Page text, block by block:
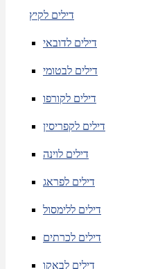
דילים לקיץ
דילים לדובאי
דילים לבטומי
דילים לקורפו
דילים לקפריסין
דילים לוינה
דילים לפראג
דילים ללימסול
דילים לכרתים
דילים לבאקו